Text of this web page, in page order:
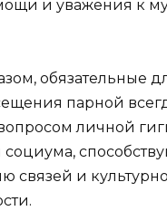
и уважения к
обязательные
парной
личной
социума,
связей и